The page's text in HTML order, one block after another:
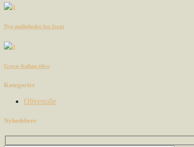
Nye muligheder for fragt
Greco-Italian olive
Kategorier
Olivenolie
Nyhedsbrev